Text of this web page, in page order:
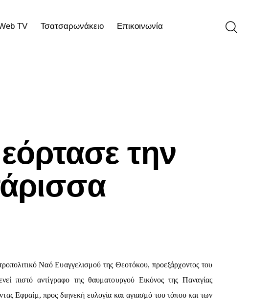
TV Τσατσαρωνάκειο Επικοινωνία
την
Ναό Ευαγγελισμού της Θεοτόκου, προεξάρχοντος του
πιστό αντίγραφο της θαυματουργού Εικόνος της Παναγίας
Εφραίμ, προς διηνεκή ευλογία και αγιασμό του τόπου και των